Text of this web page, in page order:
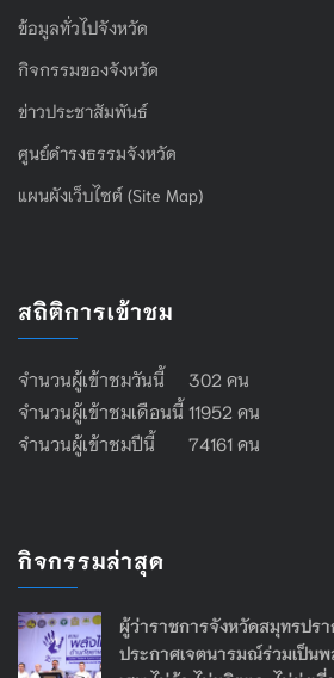
ข้อมูลทั่วไปจังหวัด
กิจกรรมของจังหวัด
ข่าวประชาสัมพันธ์
ศูนย์ดำรงธรรมจังหวัด
แผนผังเว็บไซต์ (Site Map)
สถิติการเข้าชม
จำนวนผู้เข้าชมวันนี้ 302 คน
จำนวนผู้เข้าชมเดือนนี้ 11952 คน
จำนวนผู้เข้าชมปีนี้ 74161 คน
กิจกรรมล่าสุด
ผู้ว่าราชการจังหวัดสมุทรปร
ประกาศเจตนารมณ์ร่วมเป็น